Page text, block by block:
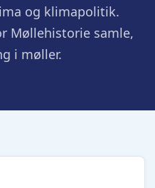
og klimapolitik.
Møllehistorie samle,
i møller.